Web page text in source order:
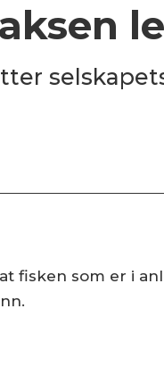
fisken som er i